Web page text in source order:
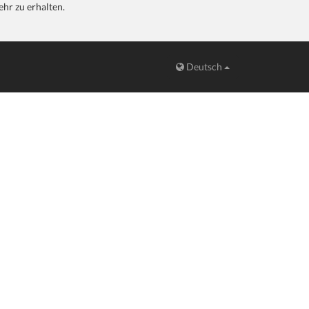
zu erhalten.
Deutsch